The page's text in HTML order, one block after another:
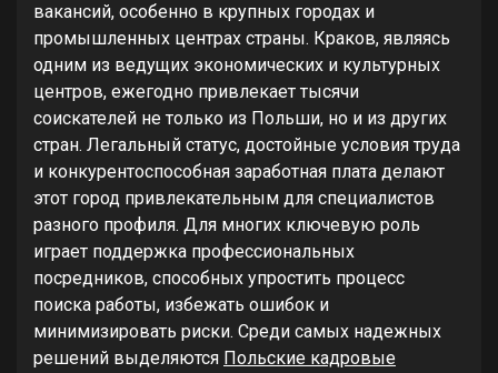
вакансий, особенно в крупных городах и
промышленных центрах страны. Краков, являясь
одним из ведущих экономических и культурных
центров, ежегодно привлекает тысячи
соискателей не только из Польши, но и из других
стран. Легальный статус, достойные условия труда
и конкурентоспособная заработная плата делают
этот город привлекательным для специалистов
разного профиля. Для многих ключевую роль
играет поддержка профессиональных
посредников, способных упростить процесс
поиска работы, избежать ошибок и
минимизировать риски. Среди самых надежных
решений выделяются Польские кадровые